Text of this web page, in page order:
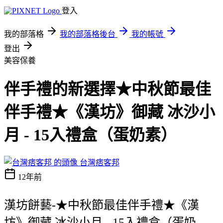
登入
我的部落格 我的部落格後台
我的帳號
登出
美容保養
伴手禮的新選擇★中秋節最佳
伴手禮★《漢坊》御藏 冰沙小
月 - 15入禮盒（蛋奶素）
台灣痞客邦
12年前
漢坊餅藝-★中秋節最佳伴手禮★《漢